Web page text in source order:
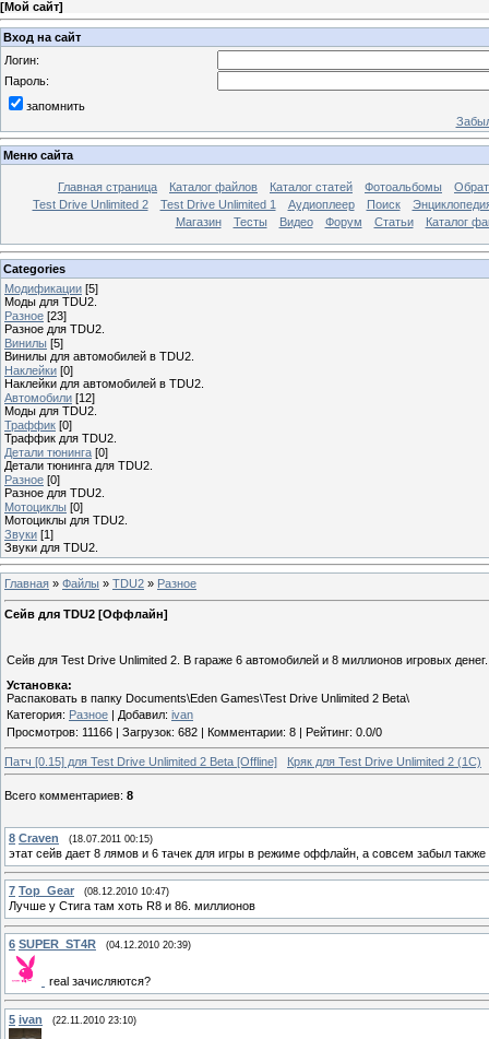
[Мой сайт]
Вход на сайт
Логин:
Пароль:
запомнить
Меню сайта
Главная страница Каталог файлов Каталог статей Фотоальбомы
Test Drive Unlimited 2
Test Drive Unlimited 1 Аудиоплеер Поиск
Магазин
Тесты Видео Форум Статьи Каталог
Categories
Модификации [5]
Моды для TDU2.
Разное [23]
Разное для TDU2.
Винилы [5]
Винилы для автомобилей в TDU2.
Наклейки [0]
Наклейки для автомобилей в TDU2.
Автомобили [12]
Моды для TDU2.
Траффик [0]
Траффик для TDU2.
Детали тюнинга [0]
Детали тюнинга для TDU2.
Разное [0]
Разное для TDU2.
Мотоциклы [0]
Мотоциклы для TDU2.
Звуки [1]
Звуки для TDU2.
Главная » Файлы » TDU2 » Разное
Сейв для TDU2 [Оффлайн]
Сейв для Test Drive Unlimited 2. В гараже 6 автомобилей и 8 миллионов игровых денег.
Установка:
Распаковать в папку Documents\Eden Games\Test Drive Unlimited 2 Beta\
Категория: Разное Добавил: ivan
Просмотров: 11166 Загрузок: 682 Комментарии: 8 Рейтинг: 0.0/0
Патч [0.15] для Test Drive Unlimited 2 Beta [Offline] Кряк для Test Drive Unlimited 2 (1С)
Всего комментариев: 8
8 Craven (18.07.2011 00:15)
этат сейв дает 8 лямов и 6 тачек для игры в режиме оффлайн, а совсем забыл
7 Top_Gear (08.12.2010 10:47)
Лучше у Стига там хоть R8 и 86. миллионов
6 SUPER_ST4R (04.12.2010 20:39)
real зачисляются?
5 ivan (22.11.2010 23:10)